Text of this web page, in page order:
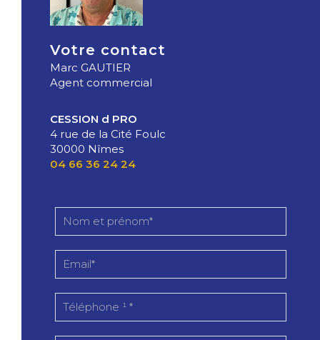
Votre contact
Marc GAUTIER
Agent commercial
CESSION d PRO
4 rue de la Cité Foulc
30000 Nîmes
04 66 36 24 24